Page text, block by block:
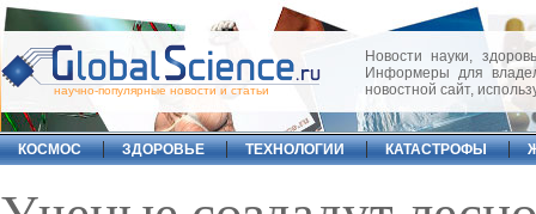
научно-популярные новости и статьи
Новости науки,
Информеры для
новостной сайт,
КОСМОС ЗДОРОВЬЕ ТЕХНОЛОГИИ КАТАСТРОФЫ